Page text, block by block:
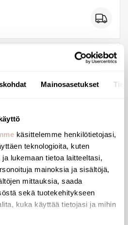
Mainosasetukset
käsittelemme henkilötietojasi,
teknologioita, kuten
lukemaan tietoa laitteeltasi,
mainoksia ja sisältöjä,
mittauksia, saada
sekä tuotekehitykseen
kuka käyttää tietojasi ja mihin
wall mounted with lid